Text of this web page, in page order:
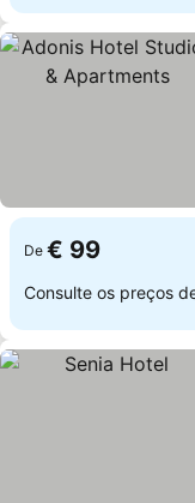
De € 99
Consulte os preços